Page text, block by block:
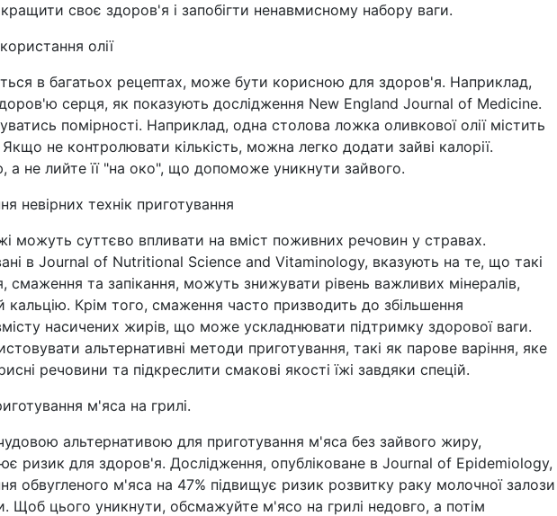
своє здоров'я і запобігти ненавмисному набору ваги.
олії
в багатьох рецептах, може бути корисною для здоров'я. Наприклад,
серця, як показують дослідження New England Journal of Medicine.
помірності. Наприклад, одна столова ложка оливкової олії містить
не контролювати кількість, можна легко додати зайві калорії.
а не лийте її "на око", що допоможе уникнути зайвого.
невірних технік приготування
можуть суттєво впливати на вміст поживних речовин у стравах.
в Journal of Nutritional Science and Vitaminology, вказують на те, що такі
смаження та запікання, можуть знижувати рівень важливих мінералів,
кальцію. Крім того, смаження часто призводить до збільшення
насичених жирів, що може ускладнювати підтримку здорової ваги.
альтернативні методи приготування, такі як парове варіння, яке
речовини та підкреслити смакові якості їжі завдяки спецій.
м'яса на грилі.
альтернативою для приготування м'яса без зайвого жиру,
ризик для здоров'я. Дослідження, опубліковане в Journal of Epidemiology,
обвугленого м'яса на 47% підвищує ризик розвитку раку молочної залози
Щоб цього уникнути, обсмажуйте м'ясо на грилі недовго, а потім